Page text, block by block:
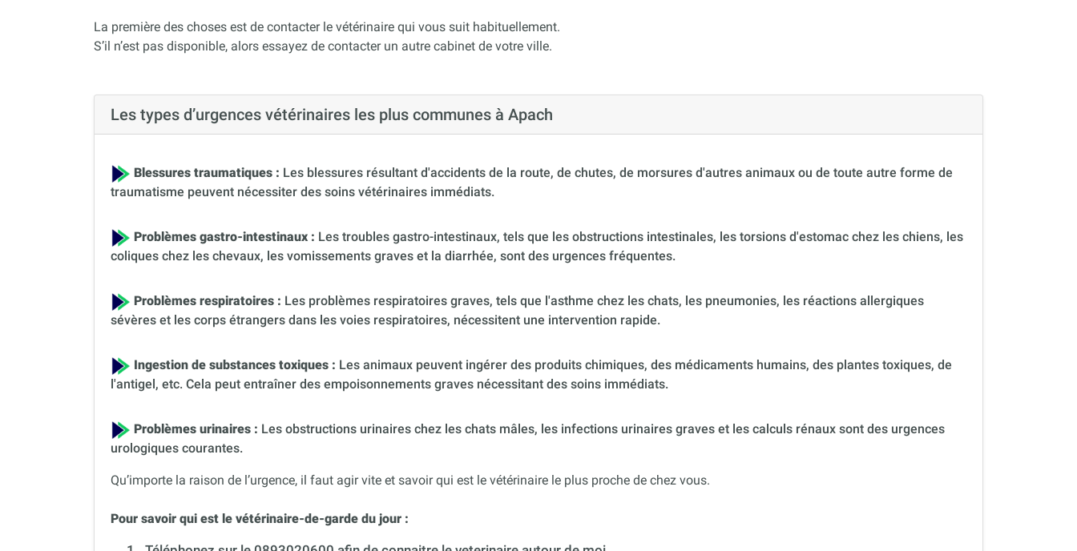
La première des choses est de contacter le vétérinaire qui vous suit habituellement.
S’il n’est pas disponible, alors essayez de contacter un autre cabinet de votre ville.
Les types d’urgences vétérinaires les plus communes à Apach
Blessures traumatiques : Les blessures résultant d'accidents de la route, de chutes, de morsures d'autres animaux ou de toute autre forme de
traumatisme peuvent nécessiter des soins vétérinaires immédiats.
Problèmes gastro-intestinaux : Les troubles gastro-intestinaux, tels que les obstructions intestinales, les torsions d'estomac chez les chiens, les
coliques chez les chevaux, les vomissements graves et la diarrhée, sont des urgences fréquentes.
Problèmes respiratoires : Les problèmes respiratoires graves, tels que l'asthme chez les chats, les pneumonies, les réactions allergiques
sévères et les corps étrangers dans les voies respiratoires, nécessitent une intervention rapide.
Ingestion de substances toxiques : Les animaux peuvent ingérer des produits chimiques, des médicaments humains, des plantes toxiques, de
l'antigel, etc. Cela peut entraîner des empoisonnements graves nécessitant des soins immédiats.
Problèmes urinaires : Les obstructions urinaires chez les chats mâles, les infections urinaires graves et les calculs rénaux sont des urgences
urologiques courantes.
Qu’importe la raison de l’urgence, il faut agir vite et savoir qui est le vétérinaire le plus proche de chez vous.
Pour savoir qui est le vétérinaire-de-garde du jour :